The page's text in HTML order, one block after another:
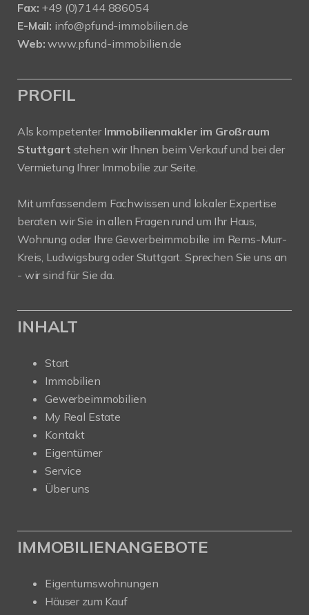
Fax: +49 (0)7144 886054
E-Mail: info@pfund-immobilien.de
Web: www.pfund-immobilien.de
PROFIL
Als kompetenter Immobilienmakler im Großraum
Stuttgart stehen wir Ihnen beim Verkauf und bei der
Vermietung Ihrer Immobilie zur Seite.
Mit umfassendem Fachwissen und lokaler Expertise
beraten wir Sie in allen Fragen rund um Ihr Haus,
Wohnung oder Ihre Gewerbeimmobilie im Rems-Murr-
Kreis, Ludwigsburg oder Stuttgart. Sprechen Sie uns an
- wir sind für Sie da.
INHALT
Start
Immobilien
Gewerbeimmobilien
My Real Estate
Kontakt
Eigentümer
Service
Über uns
IMMOBILIENANGEBOTE
Eigentumswohnungen
Häuser zum Kauf